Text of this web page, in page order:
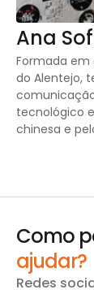
Ana
Formada em
do Alentejo,
tecnológico
chinesa e
Como
ajudar?
Redes